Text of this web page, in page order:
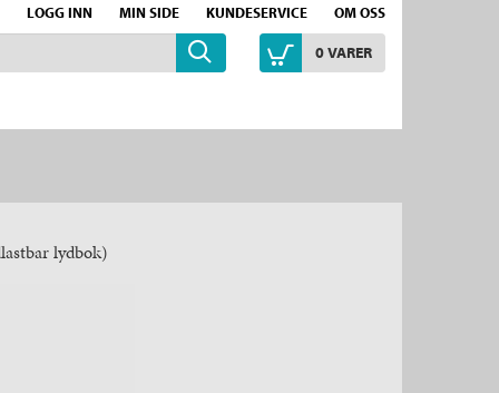
LOGG INN MIN SIDE KUNDESERVICE OM OSS
0VARER
lydbok)